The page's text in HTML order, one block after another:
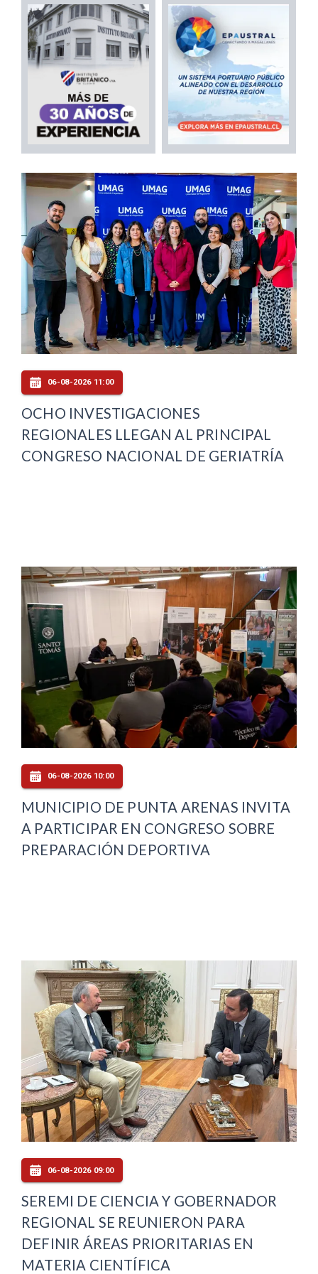
06-08-2026 11:00
OCHO INVESTIGACIONES
REGIONALES LLEGAN AL PRINCIPAL
CONGRESO NACIONAL DE GERIATRÍA
06-08-2026 10:00
MUNICIPIO DE PUNTA ARENAS INVITA
A PARTICIPAR EN CONGRESO SOBRE
PREPARACIÓN DEPORTIVA
06-08-2026 09:00
SEREMI DE CIENCIA Y GOBERNADOR
REGIONAL SE REUNIERON PARA
DEFINIR ÁREAS PRIORITARIAS EN
MATERIA CIENTÍFICA